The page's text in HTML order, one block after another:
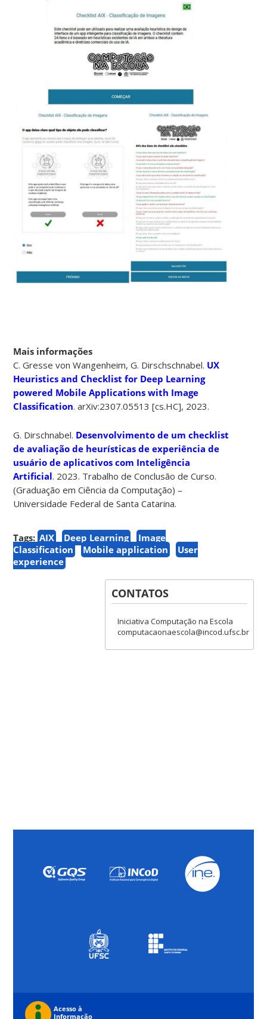
Mais informações
C. Gresse von Wangenheim, G. Dirschschnabel. UX
Heuristics and Checklist for Deep Learning
powered Mobile Applications with Image
Classification.arXiv:2307.05513 [cs.HC], 2023.
G. Dirschnabel. Desenvolvimento de um checklist
de avaliação de heurísticas de experiência de
usuário de aplicativos com Inteligência
Artificial. 2023. Trabalho de Conclusão de Curso.
(Graduação em Ciência da Computação) –
Universidade Federal de Santa Catarina.
Tags: AIX Deep Learning
Image
Classification
Mobile application
User
experience
CONTATOS
Iniciativa Computação na Escola
computacaonaescola@incod.ufsc.br